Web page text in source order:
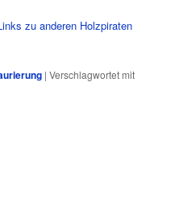
zu anderen Holzpiraten
|Verschlagwortet mit